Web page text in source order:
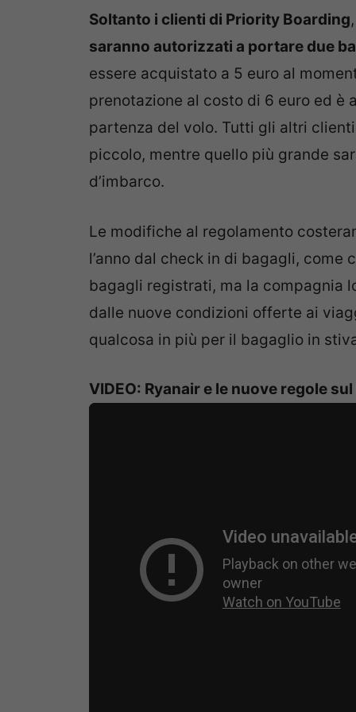
Soltanto i clienti di Priority Boarding
saranno autorizzati a portare due
essere acquistato a 5 euro al
prenotazione al costo di 6 euro ed è
partenza del volo. Tutti gli altri
piccolo, mentre quello più grande
d’imbarco.
Le modifiche al regolamento
l’anno dal check in di bagagli,
bagagli registrati, ma la compagnia
dalle nuove condizioni offerte ai
qualcosa in più per il bagaglio in
VIDEO: Ryanair e le nuove regole